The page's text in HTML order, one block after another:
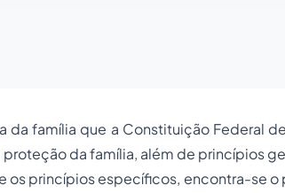
da família que a Constituição Federal
da família, além de princípios
os princípios específicos, encontra-se